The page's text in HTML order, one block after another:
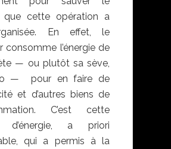
que cette opération a
En effet, le
consomme l’énergie de
— ou plutôt sa sève,
— pour en faire de
et d’autres biens de
C’est cette
d’énergie, a priori
qui a permis à la